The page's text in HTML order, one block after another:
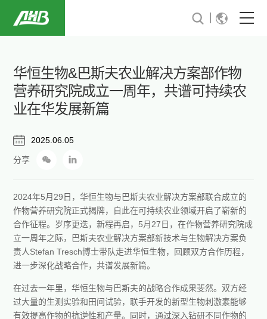
关于我们
可持续发展
行业解决方案
投资者关系
加入华恒
华恒生物&巴斯夫农业解决方案部作物
营养研究院成立一周年，共谱可持续农
业在华发展新篇
2025.06.05
分享
2024年5月29日，华恒生物与巴斯夫农业解决方案部联合成立的
作物营养研究院正式揭牌，自此在可持续农业领域开启了崭新的
合作征程。岁序更迭，新程再启，5月27日，在作物营养研究院成
立一周年之际，巴斯夫农业解决方案部新技术与生物解决方案负
责人Stefan Tresch博士带队走进华恒生物，回顾双方合作历程，
进一步深化战略合作，共谱发展新篇。
在过去一年里，华恒生物与巴斯夫的战略合作成果斐然。双方经
过大量的生测实验和田间试验，联手开发的新型生物刺激素能够
有效提高作物的抗逆性和产量。同时，通过深入钻研不同作物的